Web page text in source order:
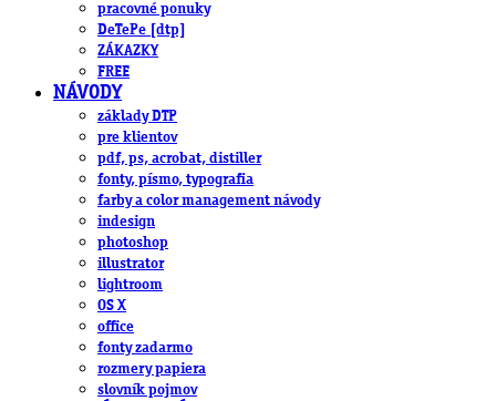
pracovné ponuky
DeTePe [dtp]
ZÁKAZKY
FREE
NÁVODY
základy DTP
pre klientov
pdf, ps, acrobat, distiller
fonty, písmo, typografia
farby a color management návody
indesign
photoshop
illustrator
lightroom
OS X
office
fonty zadarmo
rozmery papiera
slovník pojmov